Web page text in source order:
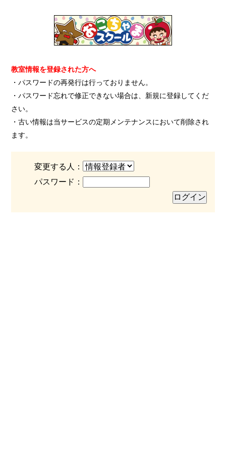
教室情報を登録された方へ
・パスワードの再発行は行っておりません。
・パスワード忘れで修正できない場合は、新規に登録してくだ
さい。
・古い情報は当サービスの定期メンテナンスにおいて削除され
ます。
変更する人：
パスワード：